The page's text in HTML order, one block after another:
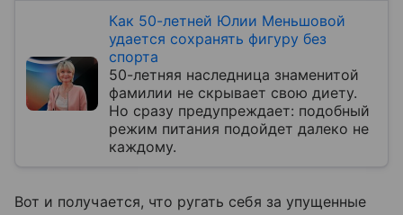
Как 50-летней Юлии Меньшовой
удается сохранять фигуру без
спорта
50-летняя наследница знаменитой
фамилии не скрывает свою диету.
Но сразу предупреждает: подобный
режим питания подойдет далеко не
каждому.
Вот и получается, что ругать себя за упущенные